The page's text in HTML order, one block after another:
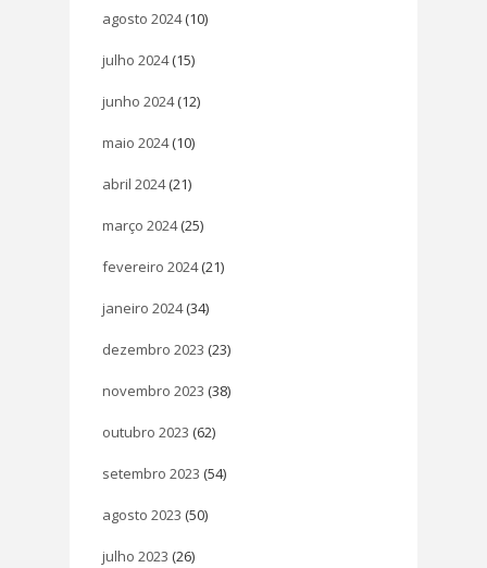
agosto 2024(10)
julho 2024(15)
junho 2024(12)
maio 2024(10)
abril 2024(21)
março 2024(25)
fevereiro 2024(21)
janeiro 2024(34)
dezembro 2023 (23)
novembro 2023 (38)
outubro 2023 (62)
setembro 2023 (54)
agosto 2023 (50)
julho 2023 (26)